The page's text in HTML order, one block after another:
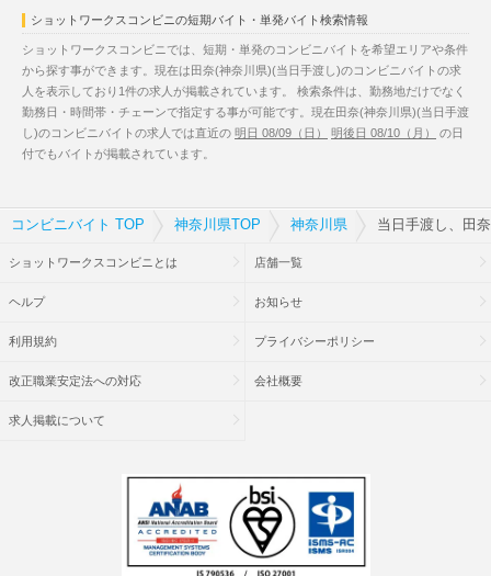
ショットワークスコンビニの短期バイト・単発バイト検索情報
ショットワークスコンビニでは、短期・単発のコンビニバイトを希望エリアや条件
から探す事ができます。現在は田奈(神奈川県)(当日手渡し)のコンビニバイトの求
人を表示しており1件の求人が掲載されています。 検索条件は、勤務地だけでなく
勤務日・時間帯・チェーンで指定する事が可能です。現在田奈(神奈川県)(当日手渡
し)のコンビニバイトの求人では直近の 明日 08/09（日） 明後日 08/10（月）
の日
付でもバイトが掲載されています。
コンビニバイト TOP 神奈川県TOP 神奈川県 当日手渡し、田
ショットワークスコンビニとは 店舗一覧
ヘルプ お知らせ
利用規約 プライバシーポリシー
改正職業安定法への対応 会社概要
求人掲載について